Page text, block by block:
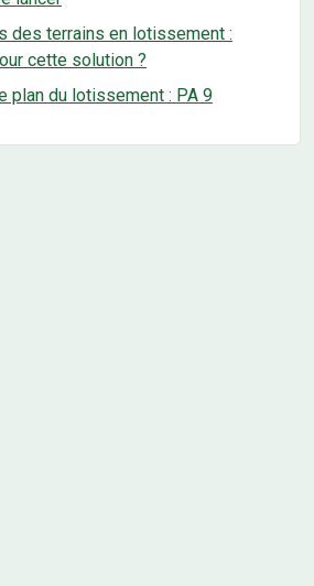
des terrains en lotissement :
cette solution ?
plan du lotissement : PA 9